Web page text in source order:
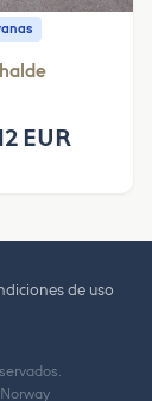
EUR
de uso